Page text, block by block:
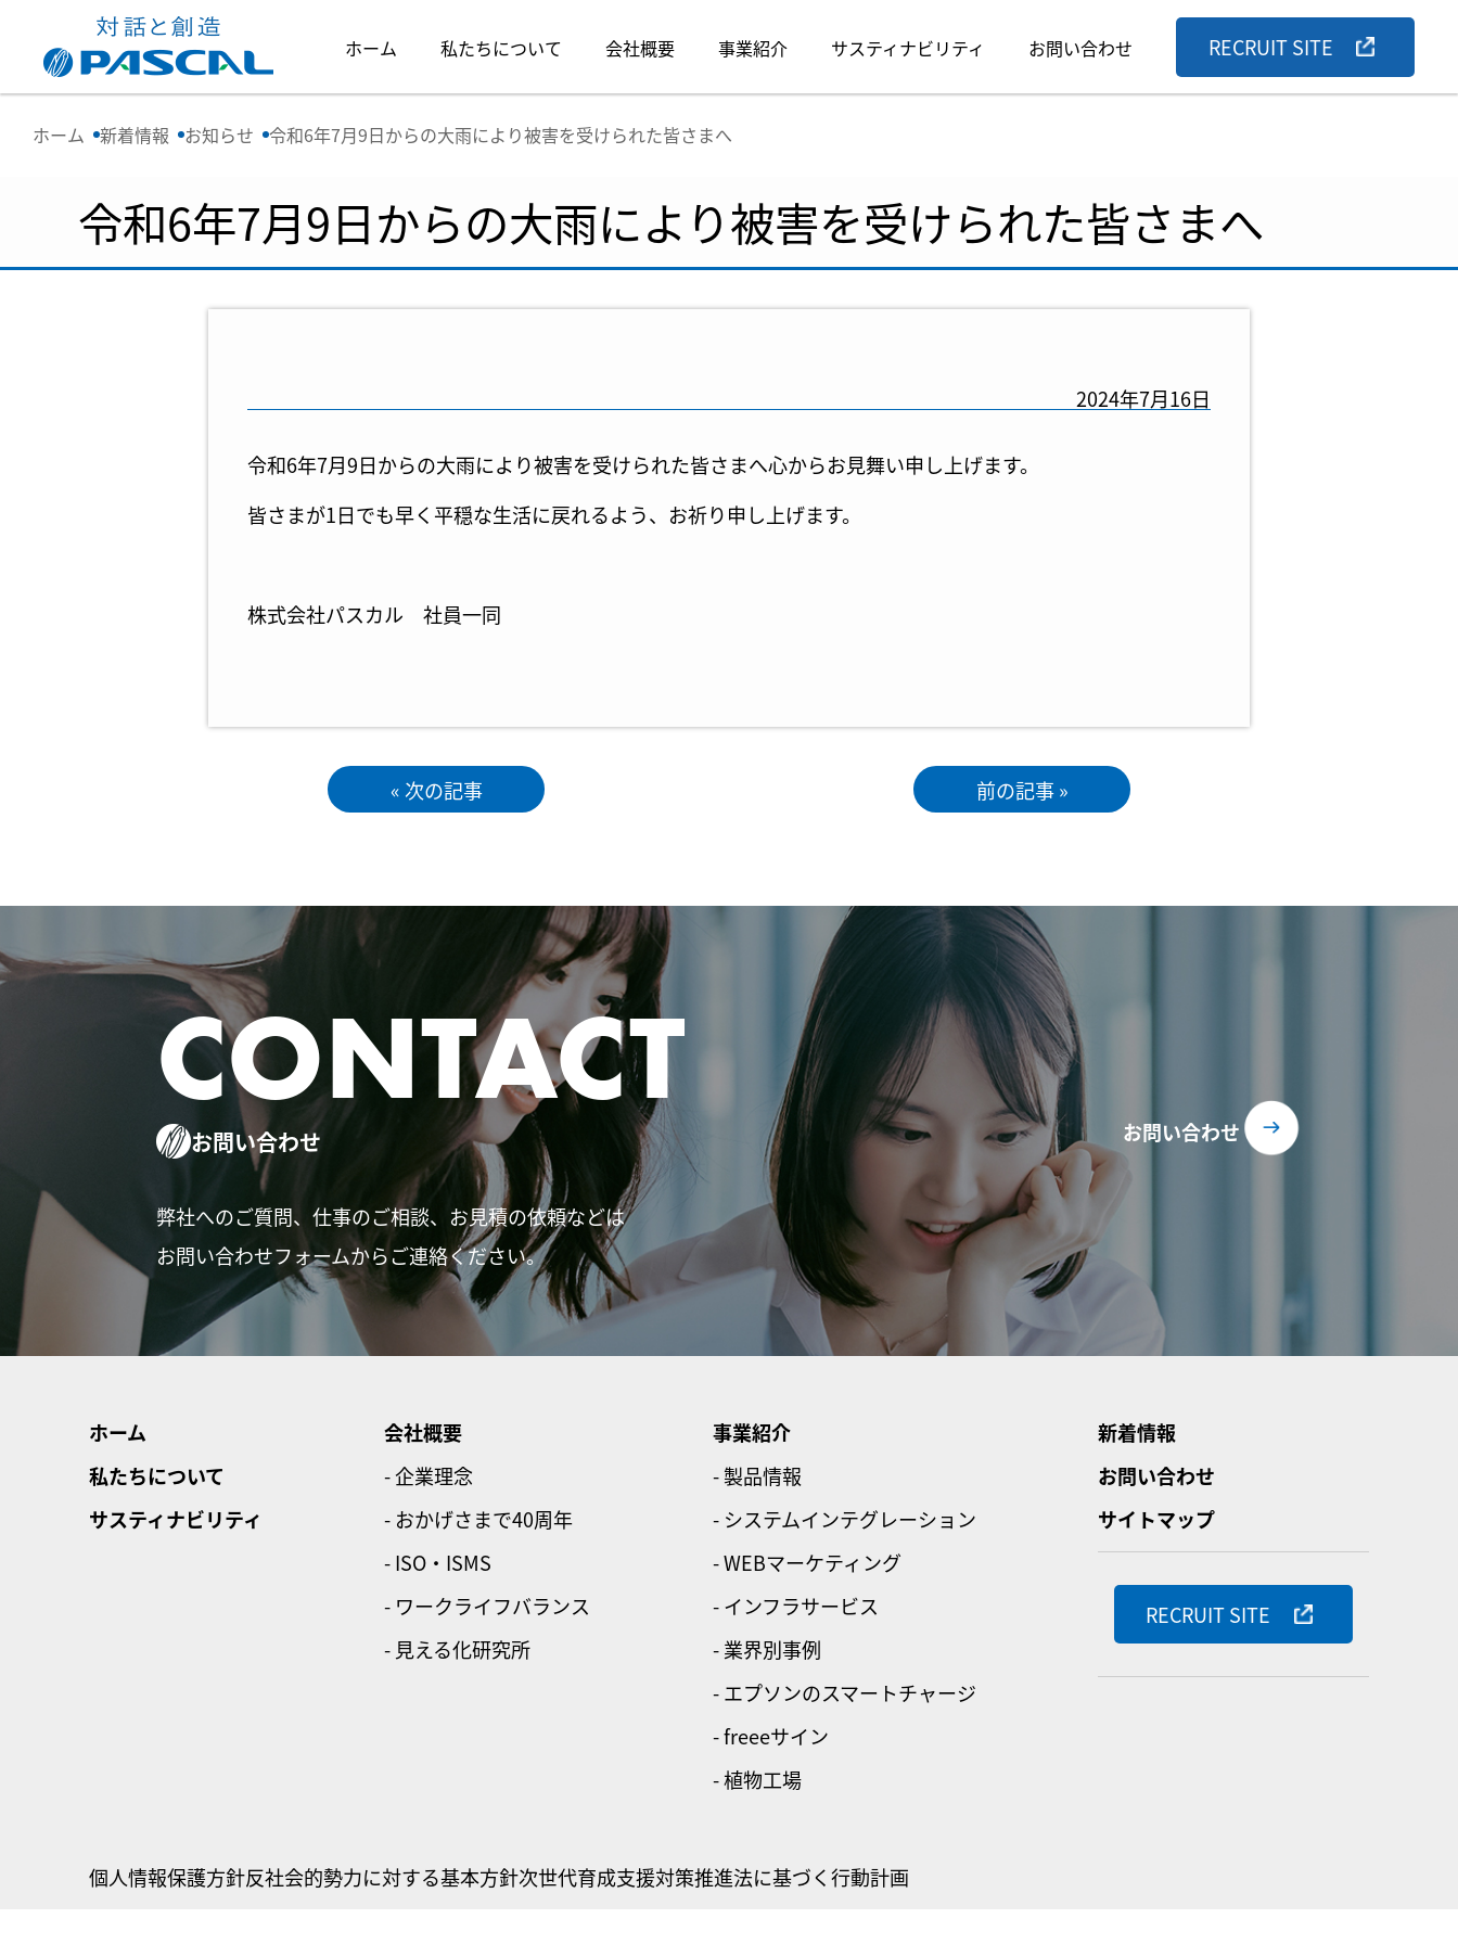
ホーム 私たちについて 会社概要 事業紹介 サスティナビリティ お問い合わせ RECRUIT SITE
ホーム 新着情報 お知らせ 令和6年7月9日からの大雨により被害を受けられた皆さまへ
令和6年7月9日からの大雨により被害を受けられた皆さまへ
2024年7月16日
令和6年7月9日からの大雨により被害を受けられた皆さまへ心からお見舞い申し上げます。
皆さまが1日でも早く平穏な生活に戻れるよう、お祈り申し上げます。
株式会社パスカル 社員一同
« 次の記事 前の記事 »
CONTACT
お問い合わせ
弊社へのご質問、仕事のご相談、お見積の依頼などは
お問い合わせフォームからご連絡ください。
お問い合わせ
ホーム
私たちについて
サスティナビリティ
会社概要
- 企業理念
- おかげさまで40周年
- ISO・ISMS
- ワークライフバランス
- 見える化研究所
事業紹介
- 製品情報
- システムインテグレーション
- WEBマーケティング
- インフラサービス
- 業界別事例
- エプソンのスマートチャージ
- freeeサイン
- 植物工場
新着情報
お問い合わせ
サイトマップ
RECRUIT SITE
個人情報保護方針反社会的勢力に対する基本方針次世代育成支援対策推進法に基づく行動計画